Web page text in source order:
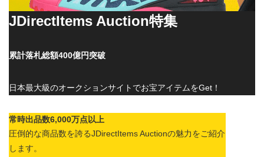
JDirectItems Auction特集
累計落札総額400億円突破
日本最大級のオークションサイトでお宝アイテムをGet！
常時出品数6,000万点以上
圧倒的な商品数を誇るJDirectItems Auctionの魅力をご紹介
します。